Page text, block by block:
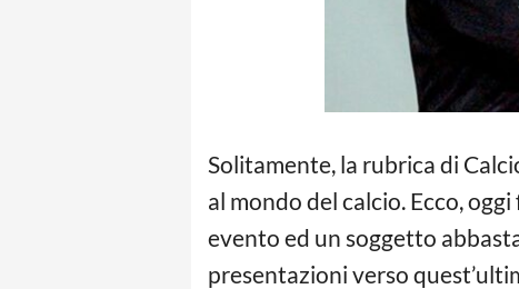
Solitamente, la rubrica di
al mondo del calcio. Ecco,
evento ed un soggetto
presentazioni verso